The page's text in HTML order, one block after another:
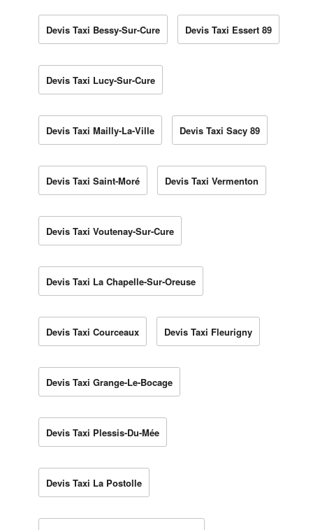
Devis Taxi Bessy-Sur-Cure Devis Taxi Essert 89
Devis Taxi Lucy-Sur-Cure
Devis Taxi Mailly-La-Ville Devis Taxi Sacy 89
Devis Taxi Saint-Moré Devis Taxi Vermenton
Devis Taxi Voutenay-Sur-Cure
Devis Taxi La Chapelle-Sur-Oreuse
Devis Taxi Courceaux Devis Taxi Fleurigny
Devis Taxi Grange-Le-Bocage
Devis Taxi Plessis-Du-Mée
Devis Taxi La Postolle